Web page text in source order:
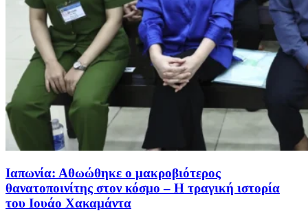
Ιαπωνία: Αθωώθηκε ο μακροβιότερος
θανατοποινίτης στον κόσμο – Η τραγική ιστορία
του Ιουάο Χακαμάντα